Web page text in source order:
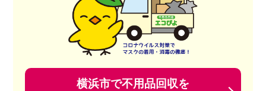
横浜市で不用品回収を